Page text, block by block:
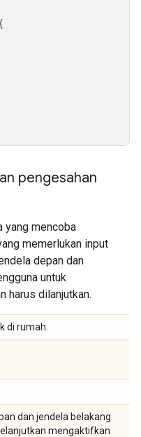
pengesahan
yang mencoba
memerlukan input
depan dan
untuk
harus dilanjutkan.
di rumah.
dan jendela belakang
mengaktifkan